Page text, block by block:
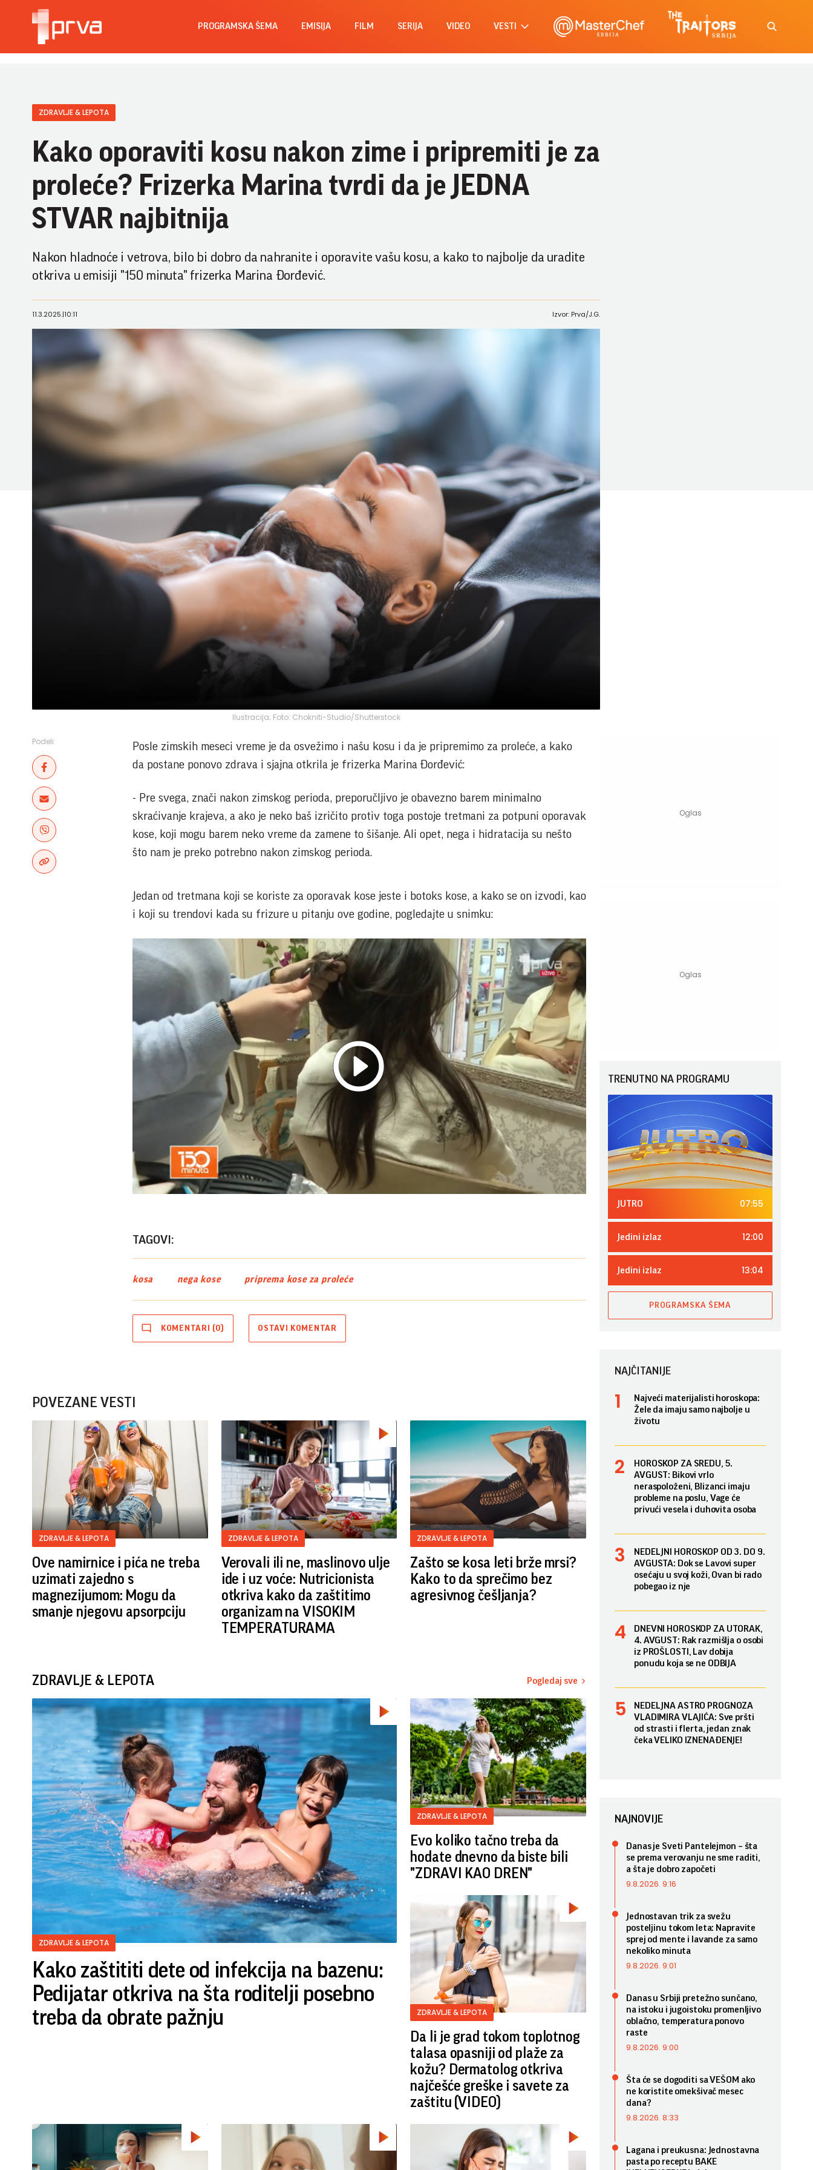
PROGRAMSKA ŠEMA EMISIJA FILM SERIJA VIDEO VESTI
ZDRAVLJE & LEPOTA
Kako oporaviti kosu nakon zime i pripremiti je za
proleće? Frizerka Marina tvrdi da je JEDNA
STVAR najbitnija
Nakon hladnoće i vetrova, bilo bi dobro da nahranite i oporavite vašu kosu, a kako to najbolje da uradite
otkriva u emisiji "150 minuta" frizerka Marina Đorđević.
Ilustracija; Foto: Chokniti-Studio/Shutterstock
11.3.2025.|10:11 Izvor: Prva/J.G.
Podeli:
Posle zimskih meseci vreme je da osvežimo i našu kosu i da je pripremimo za proleće, a kako
da postane ponovo zdrava i sjajna otkrila je frizerka Marina Đorđević:
- Pre svega, znači nakon zimskog perioda, preporučljivo je obavezno barem minimalno
skraćivanje krajeva, a ako je neko baš izričito protiv toga postoje tretmani za potpuni oporavak
kose, koji mogu barem neko vreme da zamene to šišanje. Ali opet, nega i hidratacija su nešto
što nam je preko potrebno nakon zimskog perioda.
Jedan od tretmana koji se koriste za oporavak kose jeste i botoks kose, a kako se on izvodi, kao
i koji su trendovi kada su frizure u pitanju ove godine, pogledajte u snimku:
Play
Video
TAGOVI:
kosa nega kose priprema kose za proleće
KOMENTARI (0) OSTAVI KOMENTAR
POVEZANE VESTI
ZDRAVLJE & LEPOTA
Ove namirnice i pića ne treba
uzimati zajedno s
magnezijumom: Mogu da
smanje njegovu apsorpciju
ZDRAVLJE & LEPOTA
Verovali ili ne, maslinovo ulje
ide i uz voće: Nutricionista
otkriva kako da zaštitimo
organizam na VISOKIM
TEMPERATURAMA
ZDRAVLJE & LEPOTA
Zašto se kosa leti brže mrsi?
Kako to da sprečimo bez
agresivnog češljanja?
ZDRAVLJE & LEPOTA Pogledaj sve
ZDRAVLJE & LEPOTA
Kako zaštititi dete od infekcija na bazenu:
Pedijatar otkriva na šta roditelji posebno
treba da obrate pažnju
ZDRAVLJE & LEPOTA
Evo koliko tačno treba da
hodate dnevno da biste bili
"ZDRAVI KAO DREN"
ZDRAVLJE & LEPOTA
Da li je grad tokom toplotnog
talasa opasniji od plaže za
kožu? Dermatolog otkriva
najčešće greške i savete za
zaštitu (VIDEO)
TRENUTNO NA PROGRAMU
JUTRO 07:55
Jedini izlaz 12:00
Jedini izlaz 13:04
PROGRAMSKA ŠEMA
NAJČITANIJE
Najveći materijalisti horoskopa:
Žele da imaju samo najbolje u
životu
HOROSKOP ZA SREDU, 5.
AVGUST: Bikovi vrlo
neraspoloženi, Blizanci imaju
probleme na poslu, Vage će
privući vesela i duhovita osoba
NEDELJNI HOROSKOP OD 3. DO 9.
AVGUSTA: Dok se Lavovi super
osećaju u svoj koži, Ovan bi rado
pobegao iz nje
DNEVNI HOROSKOP ZA UTORAK,
4. AVGUST: Rak razmišlja o osobi
iz PROŠLOSTI, Lav dobija
ponudu koja se ne ODBIJA
NEDELJNA ASTRO PROGNOZA
VLADIMIRA VLAJIĆA: Sve pršti
od strasti i flerta, jedan znak
čeka VELIKO IZNENAĐENJE!
NAJNOVIJE
Danas je Sveti Pantelejmon – šta
se prema verovanju ne sme raditi,
a šta je dobro započeti
9.8.2026. 9:16
Jednostavan trik za svežu
posteljinu tokom leta: Napravite
sprej od mente i lavande za samo
nekoliko minuta
9.8.2026. 9:01
Danas u Srbiji pretežno sunčano,
na istoku i jugoistoku promenljivo
oblačno, temperatura ponovo
raste
9.8.2026. 9:00
Šta će se dogoditi sa VEŠOM ako
ne koristite omekšivač mesec
dana?
9.8.2026. 8:33
Lagana i preukusna: Jednostavna
pasta po receptu BAKE